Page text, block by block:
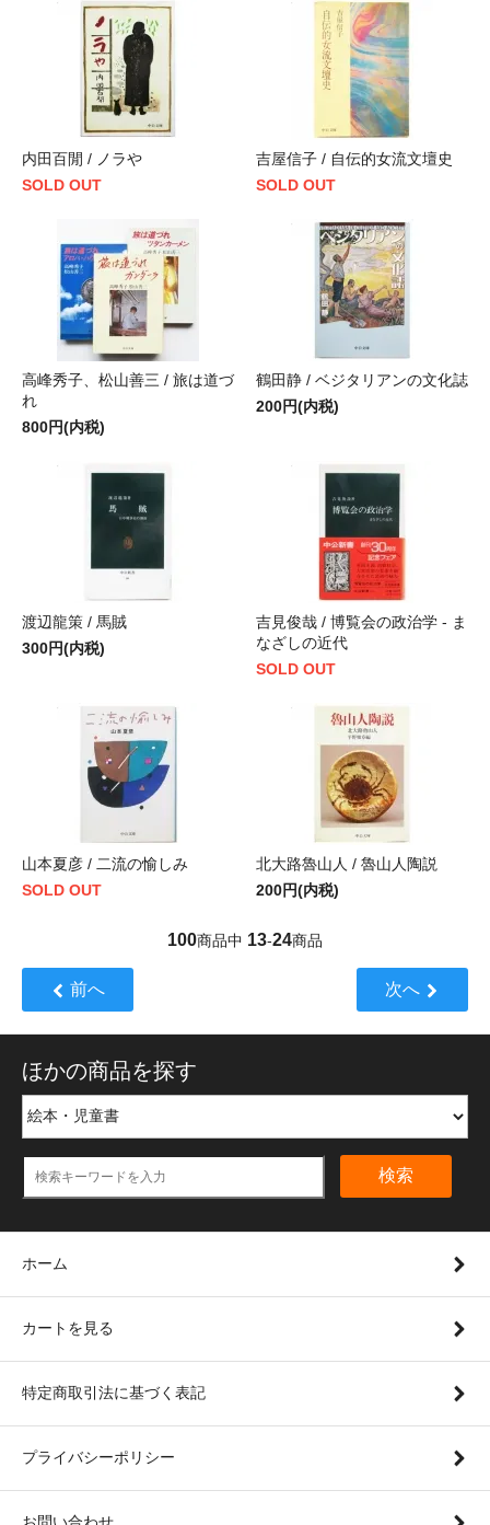
内田百閒 / ノラや
SOLD OUT
吉屋信子 / 自伝的女流文壇史
SOLD OUT
高峰秀子、松山善三 / 旅は道づ
れ
800円(内税)
鶴田静 / ベジタリアンの文化誌
200円(内税)
渡辺龍策 / 馬賊
300円(内税)
吉見俊哉 / 博覧会の政治学 - ま
なざしの近代
SOLD OUT
山本夏彦 / 二流の愉しみ
SOLD OUT
北大路魯山人 / 魯山人陶説
200円(内税)
100商品中 13-24商品
前へ 次へ
ほかの商品を探す
検索
ホーム
カートを見る
特定商取引法に基づく表記
プライバシーポリシー
お問い合わせ